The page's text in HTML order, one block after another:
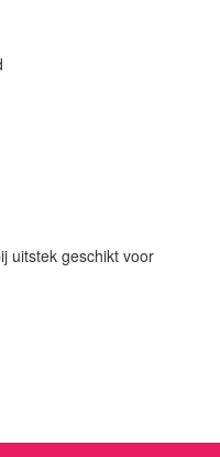
uitstek geschikt voor